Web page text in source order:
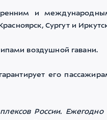
и
Сургут и
воздушной гавани.
его
России. Ежегодно